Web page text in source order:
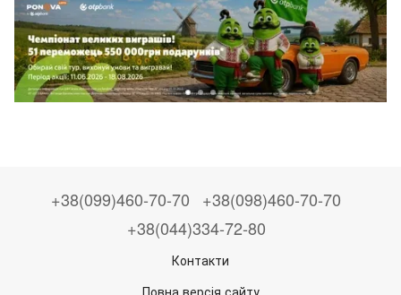
+38(099)460-70-70
+38(098)460-70-70
+38(044)334-72-80
Контакти
Повна версія сайту